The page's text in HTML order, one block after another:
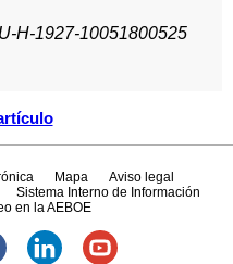
H-1927-10051800525
Mapa
Aviso legal
Sistema Interno de Información
en la AEBOE